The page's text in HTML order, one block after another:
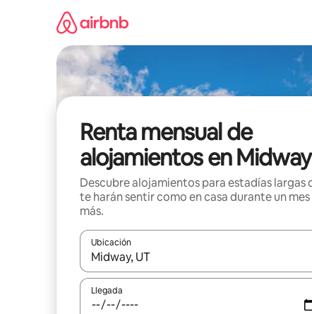
Renta mensual de
alojamientos en Midway
Descubre alojamientos para estadías largas
te harán sentir como en casa durante un mes
más.
Ubicación
Cuando los resultados estén disponibles,
Llegada